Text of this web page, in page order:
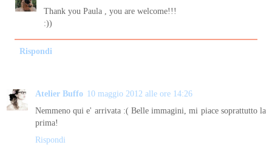
Thank you Paula , you are welcome!!!
:))
Rispondi
Atelier Buffo 10 maggio 2012 alle ore 14:26
Nemmeno qui e' arrivata :( Belle immagini, mi piace soprattutto la
prima!
Rispondi